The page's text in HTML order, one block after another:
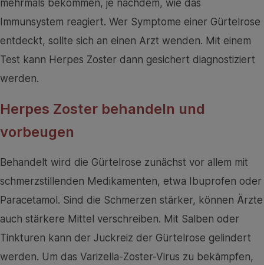
mehrmals bekommen, je nachdem, wie das
Immunsystem reagiert. Wer Symptome einer Gürtelrose
entdeckt, sollte sich an einen Arzt wenden. Mit einem
Test kann Herpes Zoster dann gesichert diagnostiziert
werden.
Herpes Zoster behandeln und
vorbeugen
Behandelt wird die Gürtelrose zunächst vor allem mit
schmerzstillenden Medikamenten, etwa Ibuprofen oder
Paracetamol. Sind die Schmerzen stärker, können Ärzte
auch stärkere Mittel verschreiben. Mit Salben oder
Tinkturen kann der Juckreiz der Gürtelrose gelindert
werden. Um das Varizella-Zoster-Virus zu bekämpfen,